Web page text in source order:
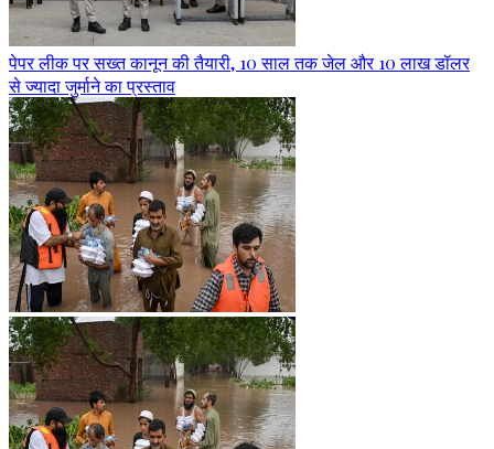
पेपर लीक पर सख्त कानून की तैयारी, 10 साल तक जेल और 10 लाख डॉलर
से ज्यादा जुर्माने का प्रस्ताव